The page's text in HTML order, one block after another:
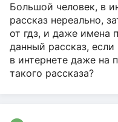
Большой человек, в
рассказ нереально,
от гдз, и даже имена
данный рассказ, если
в интернете даже на
такого рассказа?